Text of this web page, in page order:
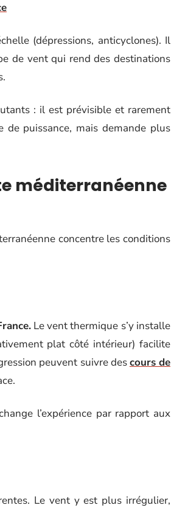
(dépressions, anticyclones). Il
de vent qui rend des destinations
: il est prévisible et rarement
puissance, mais demande plus
méditerranéenne
concentre les conditions
Le vent thermique s’y installe
plat côté intérieur) facilite
peuvent suivre descours de
l’expérience par rapport aux
Le vent y est plus irrégulier,